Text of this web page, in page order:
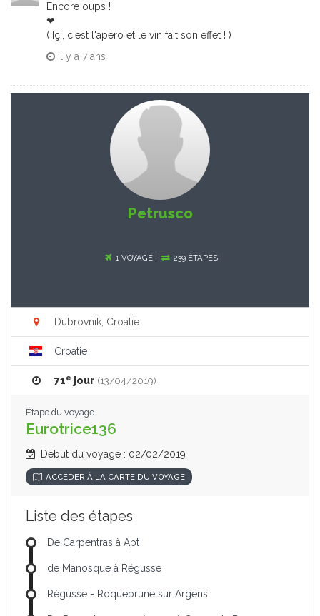
Encore oups !
❤
( Içi, c'est l'apéro et le vin fait son effet ! )
il y a 7 ans
Petrusco
1 VOYAGE | 239 ÉTAPES
Dubrovnik, Croatie
Croatie
71e jour (13/04/2019)
Étape du voyage
Eurotrice136
Début du voyage : 02/02/2019
ACCÉDER À LA CARTE DU VOYAGE
Liste des étapes
De Carpentras à Apt
de Manosque à Régusse
Régusse - Roquebrune sur Argens